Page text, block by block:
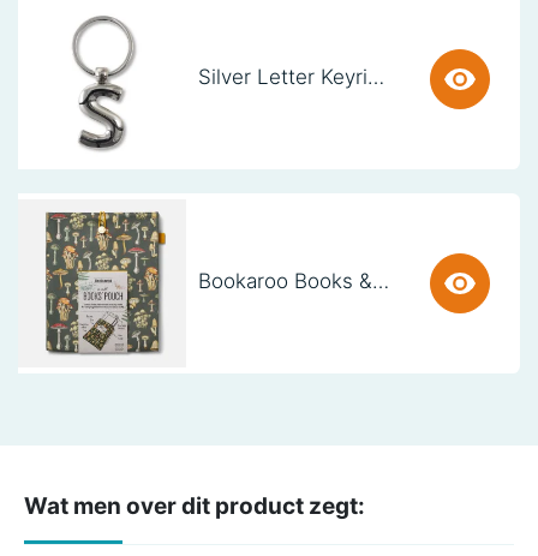
Silver Letter Keyring - S (set van 3)
Bookaroo Books & Stuff Pouch - Botanical
Wat men over dit product zegt: